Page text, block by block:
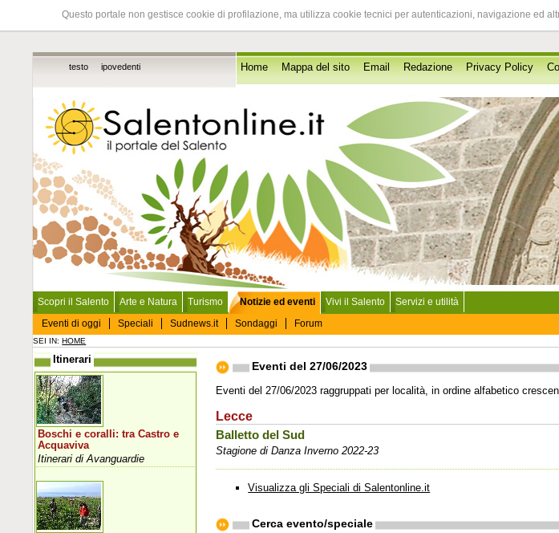
Questo portale non gestisce cookie di profilazione, ma utilizza cookie tecnici per autenticazioni, navigazione ed
testo ipovedenti Home Mappa del sito Email Redazione Privacy Policy
Scopri il Salento Arte e Natura Turismo
Notizie ed eventi
Eventi di oggi
Speciali Sudnews.it Sondaggi Forum
Vivi il Salento Servizi e utilità
SEI IN:HOME
Eventi del 27/06/2023
Eventi del 27/06/2023 raggruppati per località, in ordine alfabetico
Lecce
Balletto del Sud
Stagione di Danza Inverno 2022-23
Visualizza gli Speciali di Salentonline.it
Cerca evento/speciale
Itinerari
Boschi e coralli: tra Castro e
Acquaviva
Itinerari di Avanguardie